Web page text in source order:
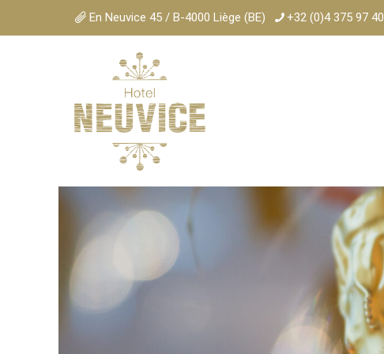
En Neuvice 45 / B-4000 Liège (BE) +32 (0)4 375 97 40